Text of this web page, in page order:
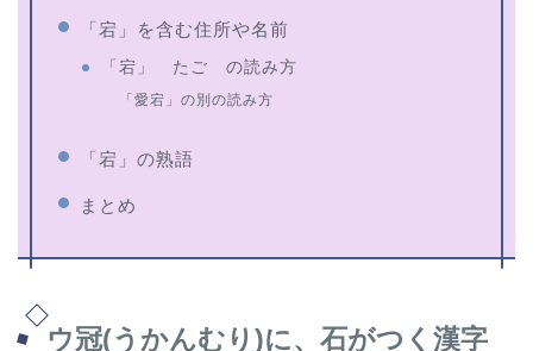
「宕」を含む住所や名前
「宕」 たご の読み方
「愛宕」の別の読み方
「宕」の熟語
まとめ
ウ冠(うかんむり)に、石がつく漢字